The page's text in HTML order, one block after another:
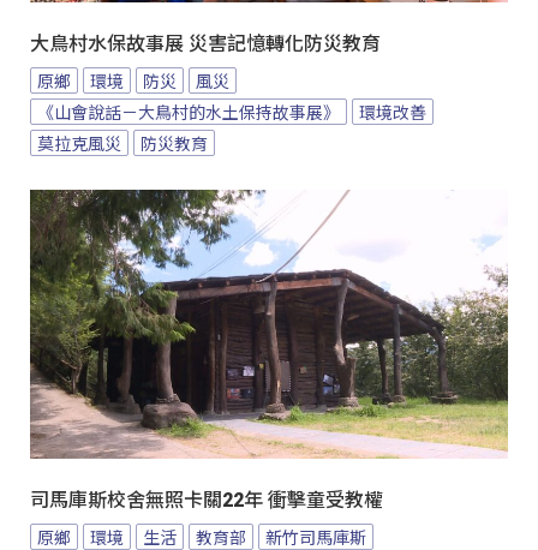
大鳥村水保故事展 災害記憶轉化防災教育
原鄉 環境 防災
風災
《山會說話－大鳥村的水土保持故事展》
環境改善
莫拉克風災
防災教育
司馬庫斯校舍無照卡關22年 衝擊童受教權
原鄉 環境 生活 教育部 新竹司馬庫斯